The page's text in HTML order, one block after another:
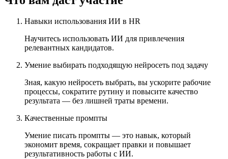
Навыки использования ИИ в HR
Научитесь использовать ИИ для привлечения
релевантных кандидатов.
Умение выбирать подходящую нейросеть под задачу
Зная, какую нейросеть выбрать, вы ускорите рабочие
процессы, сократите рутину и повысите качество
результата — без лишней траты времени.
Качественные промпты
Умение писать промпты — это навык, который
экономит время, сокращает правки и повышает
результативность работы с ИИ.